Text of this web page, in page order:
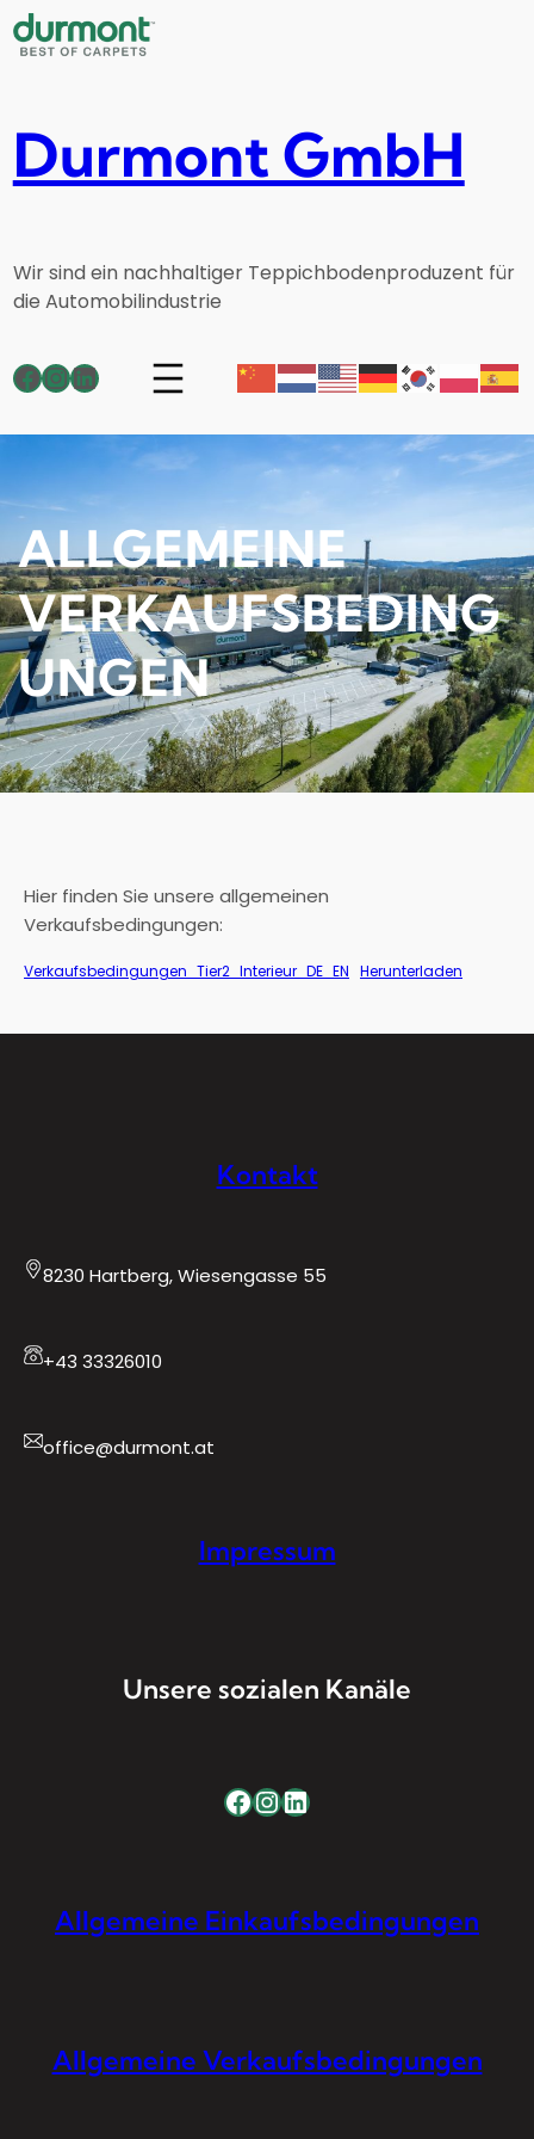
Zum
Inhalt
Durmont GmbH
Wir sind ein nachhaltiger Teppichbodenproduzent für
die Automobilindustrie
Facebook
Instagram
LinkedIn
ALLGEMEINE
VERKAUFSBEDING
UNGEN
Hier finden Sie unsere allgemeinen
Verkaufsbedingungen:
Verkaufsbedingungen_Tier2_Interieur_DE_EN Herunterladen
Kontakt
8230 Hartberg, Wiesengasse 55
+43 33326010
office@durmont.at
Impressum
Unsere sozialen Kanäle
Facebook InstagramLinkedIn
Allgemeine Einkaufsbedingungen
Allgemeine Verkaufsbedingungen